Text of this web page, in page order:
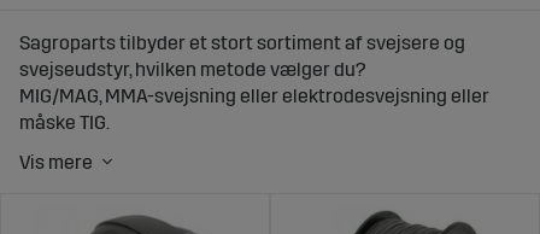
Sagroparts tilbyder et stort sortiment af svejsere og
svejseudstyr, hvilken metode vælger du?
MIG/MAG, MMA-svejsning eller elektrodesvejsning eller
måske TIG.
Hos os finder du alt, hvad du har brug for. Svejsetråd,
svejsepistoler, dyser, beskyttelsesudstyr, svejsehjelme